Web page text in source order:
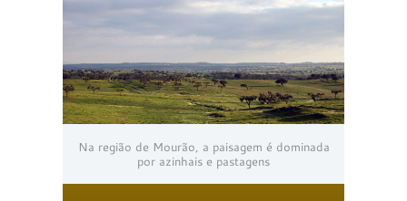
Na região de Mourão, a paisagem é dominada
por azinhais e pastagens